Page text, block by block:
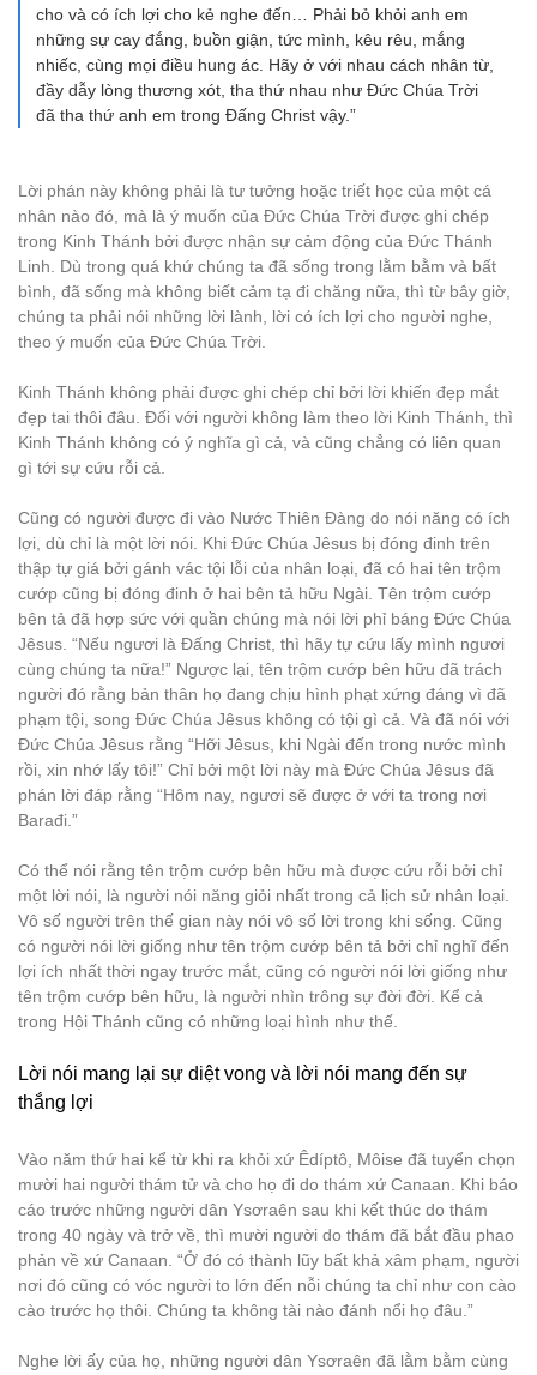
cho và có ích lợi cho kẻ nghe đến… Phải bỏ khỏi anh em
những sự cay đắng, buồn giận, tức mình, kêu rêu, mắng
nhiếc, cùng mọi điều hung ác. Hãy ở với nhau cách nhân từ,
đầy dẫy lòng thương xót, tha thứ nhau như Đức Chúa Trời
đã tha thứ anh em trong Đấng Christ vậy.”
Lời phán này không phải là tư tưởng hoặc triết học của một cá
nhân nào đó, mà là ý muốn của Đức Chúa Trời được ghi chép
trong Kinh Thánh bởi được nhận sự cảm động của Đức Thánh
Linh. Dù trong quá khứ chúng ta đã sống trong lằm bằm và bất
bình, đã sống mà không biết cảm tạ đi chăng nữa, thì từ bây giờ,
chúng ta phải nói những lời lành, lời có ích lợi cho người nghe,
theo ý muốn của Đức Chúa Trời.
Kinh Thánh không phải được ghi chép chỉ bởi lời khiến đẹp mắt
đẹp tai thôi đâu. Đối với người không làm theo lời Kinh Thánh, thì
Kinh Thánh không có ý nghĩa gì cả, và cũng chẳng có liên quan
gì tới sự cứu rỗi cả.
Cũng có người được đi vào Nước Thiên Đàng do nói năng có ích
lợi, dù chỉ là một lời nói. Khi Đức Chúa Jêsus bị đóng đinh trên
thập tự giá bởi gánh vác tội lỗi của nhân loại, đã có hai tên trộm
cướp cũng bị đóng đinh ở hai bên tả hữu Ngài. Tên trộm cướp
bên tả đã hợp sức với quần chúng mà nói lời phỉ báng Đức Chúa
Jêsus. “Nếu ngươi là Đấng Christ, thì hãy tự cứu lấy mình ngươi
cùng chúng ta nữa!” Ngược lại, tên trộm cướp bên hữu đã trách
người đó rằng bản thân họ đang chịu hình phạt xứng đáng vì đã
phạm tội, song Đức Chúa Jêsus không có tội gì cả. Và đã nói với
Đức Chúa Jêsus rằng “Hỡi Jêsus, khi Ngài đến trong nước mình
rồi, xin nhớ lấy tôi!” Chỉ bởi một lời này mà Đức Chúa Jêsus đã
phán lời đáp rằng “Hôm nay, ngươi sẽ được ở với ta trong nơi
Barađi.”
Có thể nói rằng tên trộm cướp bên hữu mà được cứu rỗi bởi chỉ
một lời nói, là người nói năng giỏi nhất trong cả lịch sử nhân loại.
Vô số người trên thế gian này nói vô số lời trong khi sống. Cũng
có người nói lời giống như tên trộm cướp bên tả bởi chỉ nghĩ đến
lợi ích nhất thời ngay trước mắt, cũng có người nói lời giống như
tên trộm cướp bên hữu, là người nhìn trông sự đời đời. Kể cả
trong Hội Thánh cũng có những loại hình như thế.
Lời nói mang lại sự diệt vong và lời nói mang đến sự
thắng lợi
Vào năm thứ hai kể từ khi ra khỏi xứ Êdíptô, Môise đã tuyển chọn
mười hai người thám tử và cho họ đi do thám xứ Canaan. Khi báo
cáo trước những người dân Ysơraên sau khi kết thúc do thám
trong 40 ngày và trở về, thì mười người do thám đã bắt đầu phao
phản về xứ Canaan. “Ở đó có thành lũy bất khả xâm phạm, người
nơi đó cũng có vóc người to lớn đến nỗi chúng ta chỉ như con cào
cào trước họ thôi. Chúng ta không tài nào đánh nổi họ đâu.”
Nghe lời ấy của họ, những người dân Ysơraên đã lằm bằm cùng